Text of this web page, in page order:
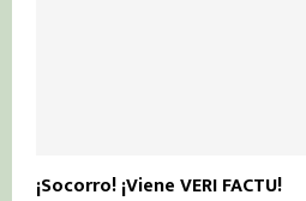
¡Socorro! ¡Viene VERI FACTU!